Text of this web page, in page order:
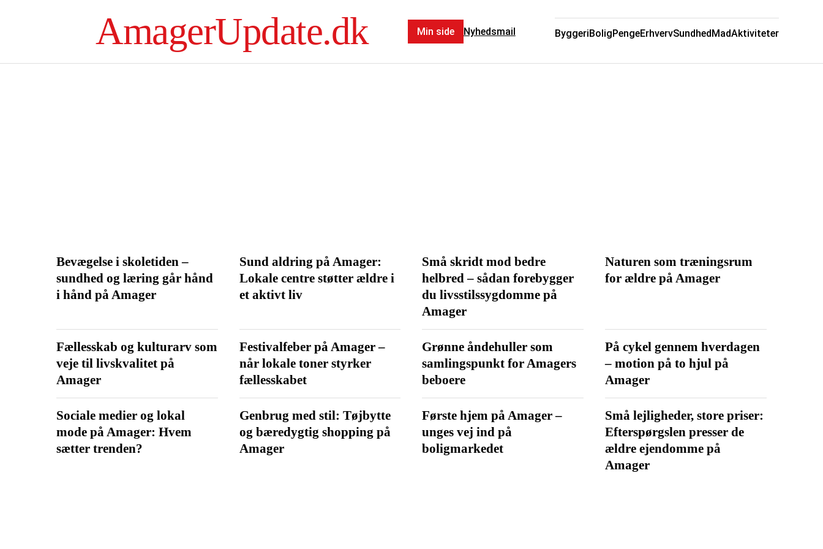
AmagerUpdate.dk ByggeriBoligPengeErhvervSundhedMadAktiviteter
Min side Nyhedsmail
Bevægelse i skoletiden –
sundhed og læring går hånd
i hånd på Amager
Sund aldring på Amager:
Lokale centre støtter ældre i
et aktivt liv
Små skridt mod bedre
helbred – sådan forebygger
du livsstilssygdomme på
Amager
Naturen som træningsrum
for ældre på Amager
Fællesskab og kulturarv som
veje til livskvalitet på
Amager
Festivalfeber på Amager –
når lokale toner styrker
fællesskabet
Grønne åndehuller som
samlingspunkt for Amagers
beboere
På cykel gennem hverdagen
– motion på to hjul på
Amager
Sociale medier og lokal
mode på Amager: Hvem
sætter trenden?
Genbrug med stil: Tøjbytte
og bæredygtig shopping på
Amager
Første hjem på Amager –
unges vej ind på
boligmarkedet
Små lejligheder, store priser:
Efterspørgslen presser de
ældre ejendomme på
Amager